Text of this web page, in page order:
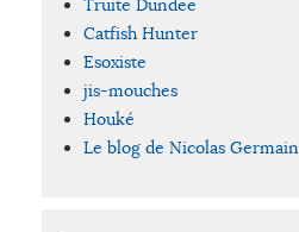
Truite Dundee
Catfish Hunter
Esoxiste
jis-mouches
Houké
Le blog de Nicolas Germain